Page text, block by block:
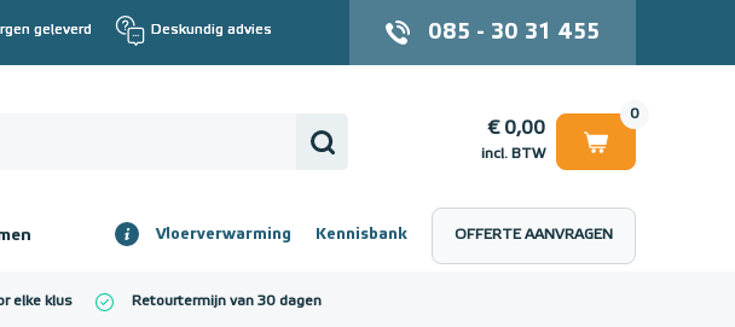
geleverd Deskundig advies 085 - 30 31 455
0
€ 0,00
incl. BTW
€ 0,00
Vloerverwarming Kennisbank OFFERTE AANVRAGEN
elke klus Retourtermijn van 30 dagen